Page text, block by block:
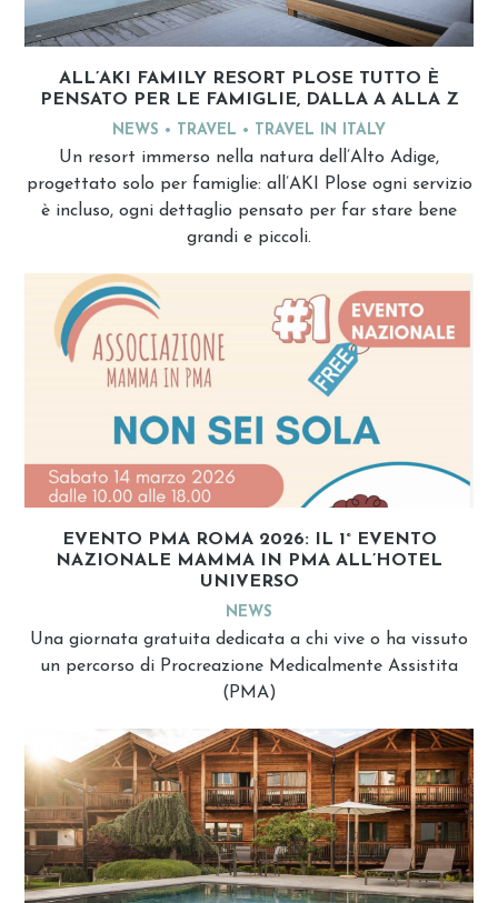
ALL’AKI FAMILY RESORT PLOSE TUTTO È
PENSATO PER LE FAMIGLIE, DALLA A ALLA Z
NEWS TRAVEL TRAVEL IN ITALY
Un resort immerso nella natura dell’Alto Adige,
progettato solo per famiglie: all’AKI Plose ogni servizio
è incluso, ogni dettaglio pensato per far stare bene
grandi e piccoli.
EVENTO PMA ROMA 2026: IL 1° EVENTO
NAZIONALE MAMMA IN PMA ALL’HOTEL
UNIVERSO
NEWS
Una giornata gratuita dedicata a chi vive o ha vissuto
un percorso di Procreazione Medicalmente Assistita
(PMA)